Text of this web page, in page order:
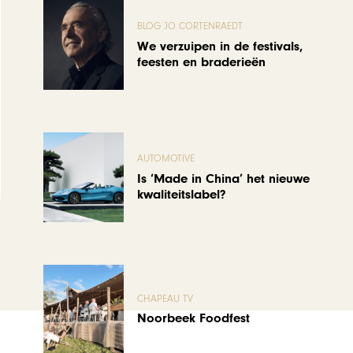
BLOG JO CORTENRAEDT
We verzuipen in de festivals,
feesten en braderieën
AUTOMOTIVE
Is ‘Made in China’ het nieuwe
kwaliteitslabel?
CHAPEAU TV
Noorbeek Foodfest